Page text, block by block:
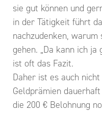
sie gut können und
in der Tätigkeit führt
nachzudenken,
gehen. „Da kann ich ja
ist oft das Fazit.
Daher ist es auch
Geldprämien
die 200 € Belohnung